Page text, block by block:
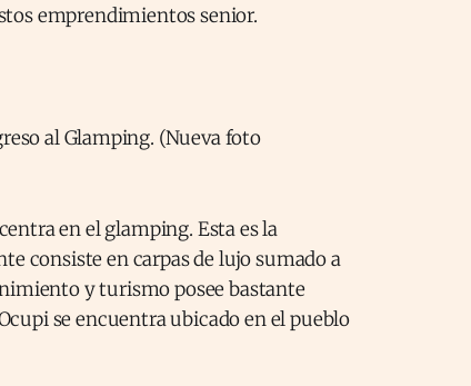
emprendimientos senior.
en el glamping. Esta es la
consiste en carpas de lujo sumado a
y turismo posee bastante
se encuentra ubicado en el pueblo